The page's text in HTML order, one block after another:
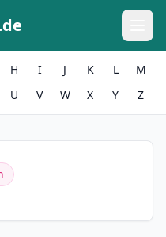
H I J K L
M
U V W X Y Z